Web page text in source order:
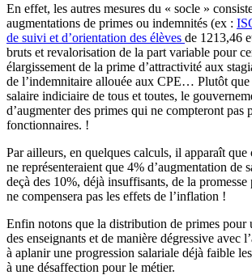
En effet, les autres mesures du « socle »
augmentations de primes ou indemnités (ex :
de suivi et d’orientation des élèves de 1213,46
bruts et revalorisation de la part variable pour
élargissement de la prime d’attractivité aux
de l’indemnitaire allouée aux CPE… Plutôt que
salaire indiciaire de tous et toutes, le
d’augmenter des primes qui ne compteront pas
fonctionnaires. !
Par ailleurs, en quelques calculs, il apparaît que
ne représenteraient que 4% d’augmentation de
deçà des 10%, déjà insuffisants, de la
ne compensera pas les effets de l’inflation !
Enfin notons que la distribution de primes pour
des enseignants et de manière dégressive avec
à aplanir une progression salariale déjà faible
à une désaffection pour le métier.